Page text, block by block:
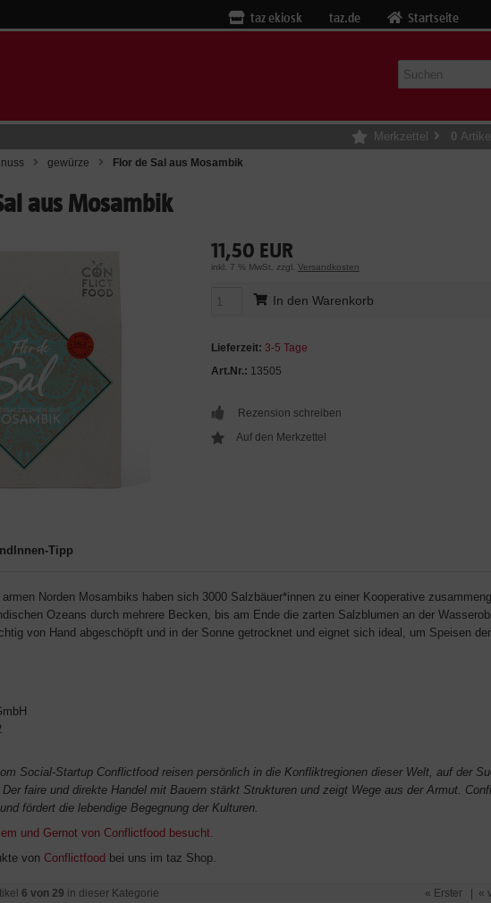
Startseite
taz.de
taz ekiosk
Merkzettel 0 Artikel
gewürze Flor de Sal aus Mosambik
aus Mosambik
11,50 EUR
inkl. 7 % MwSt. zzgl. Versandkosten
In den Warenkorb
Lieferzeit: 3-5 Tage
Art.Nr.: 13505
Rezension schreiben
Tipp
armen Norden Mosambiks haben sich 3000 Salzbäuer*innen zu einer Kooperative
Ozeans durch mehrere Becken, bis am Ende die zarten Salzblumen an der
von Hand abgeschöpft und in der Sonne getrocknet und eignet sich ideal, um Speisen
Social-Startup Conflictfood reisen persönlich in die Konfliktregionen dieser Welt, auf der
faire und direkte Handel mit Bauern stärkt Strukturen und zeigt Wege aus der Armut.
fördert die lebendige Begegnung der Kulturen.
und Gernot von Conflictfood besucht.
von Conflictfood bei uns im taz Shop.
6 von 29 in dieser Kategorie « Erster «